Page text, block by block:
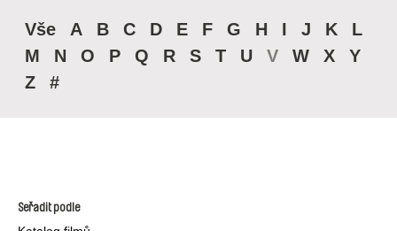
Vše A B C D E F G H I J K
L
M
N O P Q R S T U V W X
Y
Z
#
Seřadit podle